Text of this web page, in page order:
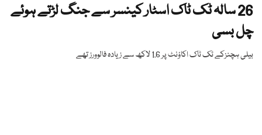
26 سالہ ٹک ٹاک اسٹار کینسر سے جنگ لڑتے ہوئے
چل بسی
بیلی ہچنزکے ٹک ٹاک اکاؤنٹ پر 1.6 لاکھ سے زیادہ فالوورز تھے